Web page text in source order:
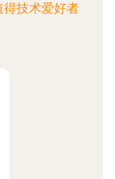
技术爱好者